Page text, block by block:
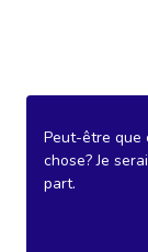
Peut-être que
chose? Je
part.